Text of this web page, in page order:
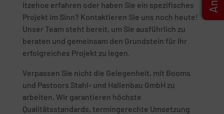
Itzehoe erfahren oder haben Sie ein spezifisches
Projekt im Sinn? Kontaktieren Sie uns noch heute!
Unser Team steht bereit, um Sie ausführlich zu
beraten und gemeinsam den Grundstein für Ihr
erfolgreiches Projekt zu legen.
Verpassen Sie nicht die Gelegenheit, mit Booms
und Pastoors Stahl- und Hallenbau GmbH zu
arbeiten. Wir garantieren höchste
Qualitätsstandards, termingerechte Umsetzung